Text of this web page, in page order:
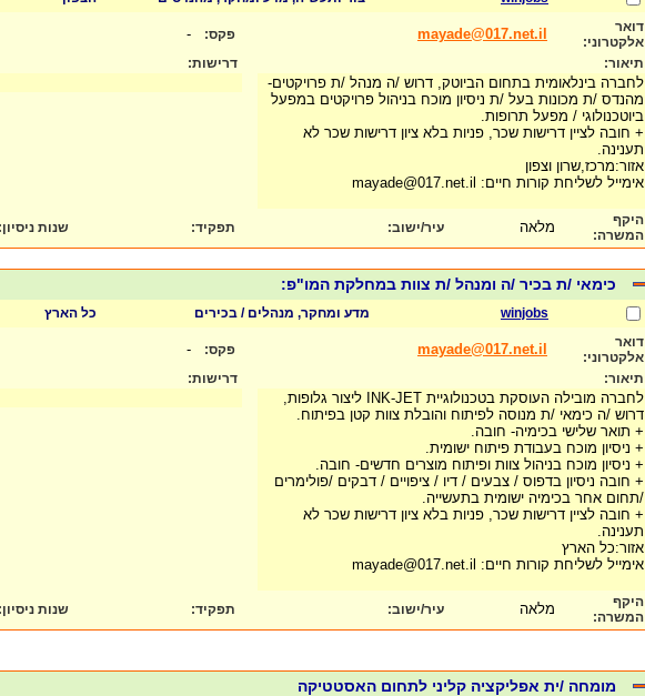
דואר
אלקטרוני:
mayade@017.net.il פקס: -
תיאור:
לחברה בינלאומית בתחום הביוטק, דרוש /ה מנהל /ת פרויקטים-
מהנדס /ת מכונות בעל /ת ניסיון מוכח בניהול פרויקטים במפעל
ביוטכנולוגי / מפעל תרופות.
+ חובה לציין דרישות שכר, פניות בלא ציון דרישות שכר לא
תענינה.
אזור:מרכז,שרון וצפון
אימייל לשליחת קורות חיים: mayade@017.net.il
דרישות:
היקף
המשרה:
מלאה עיר/ישוב: תפקיד: שנות ניסיון:
כימאי /ת בכיר /ה ומנהל /ת צוות במחלקת המו"פ:
winjobs מדע ומחקר, מנהלים / בכירים כל הארץ
דואר
אלקטרוני:
mayade@017.net.il פקס: -
תיאור:
לחברה מובילה העוסקת בטכנולוגיית INK-JET ליצור גלופות,
דרוש /ה כימאי /ת מנוסה לפיתוח והובלת צוות קטן בפיתוח.
+ תואר שלישי בכימיה- חובה.
+ ניסיון מוכח בעבודת פיתוח ישומית.
+ ניסיון מוכח בניהול צוות ופיתוח מוצרים חדשים- חובה.
+ חובה ניסיון בדפוס / צבעים / דיו / ציפויים / דבקים /פולימרים
/תחום אחר בכימיה ישומית בתעשייה.
+ חובה לציין דרישות שכר, פניות בלא ציון דרישות שכר לא
תענינה.
אזור:כל הארץ
אימייל לשליחת קורות חיים: mayade@017.net.il
דרישות:
היקף
המשרה:
מלאה עיר/ישוב: תפקיד: שנות ניסיון:
מומחה /ית אפליקציה קליני לתחום האסטטיקה